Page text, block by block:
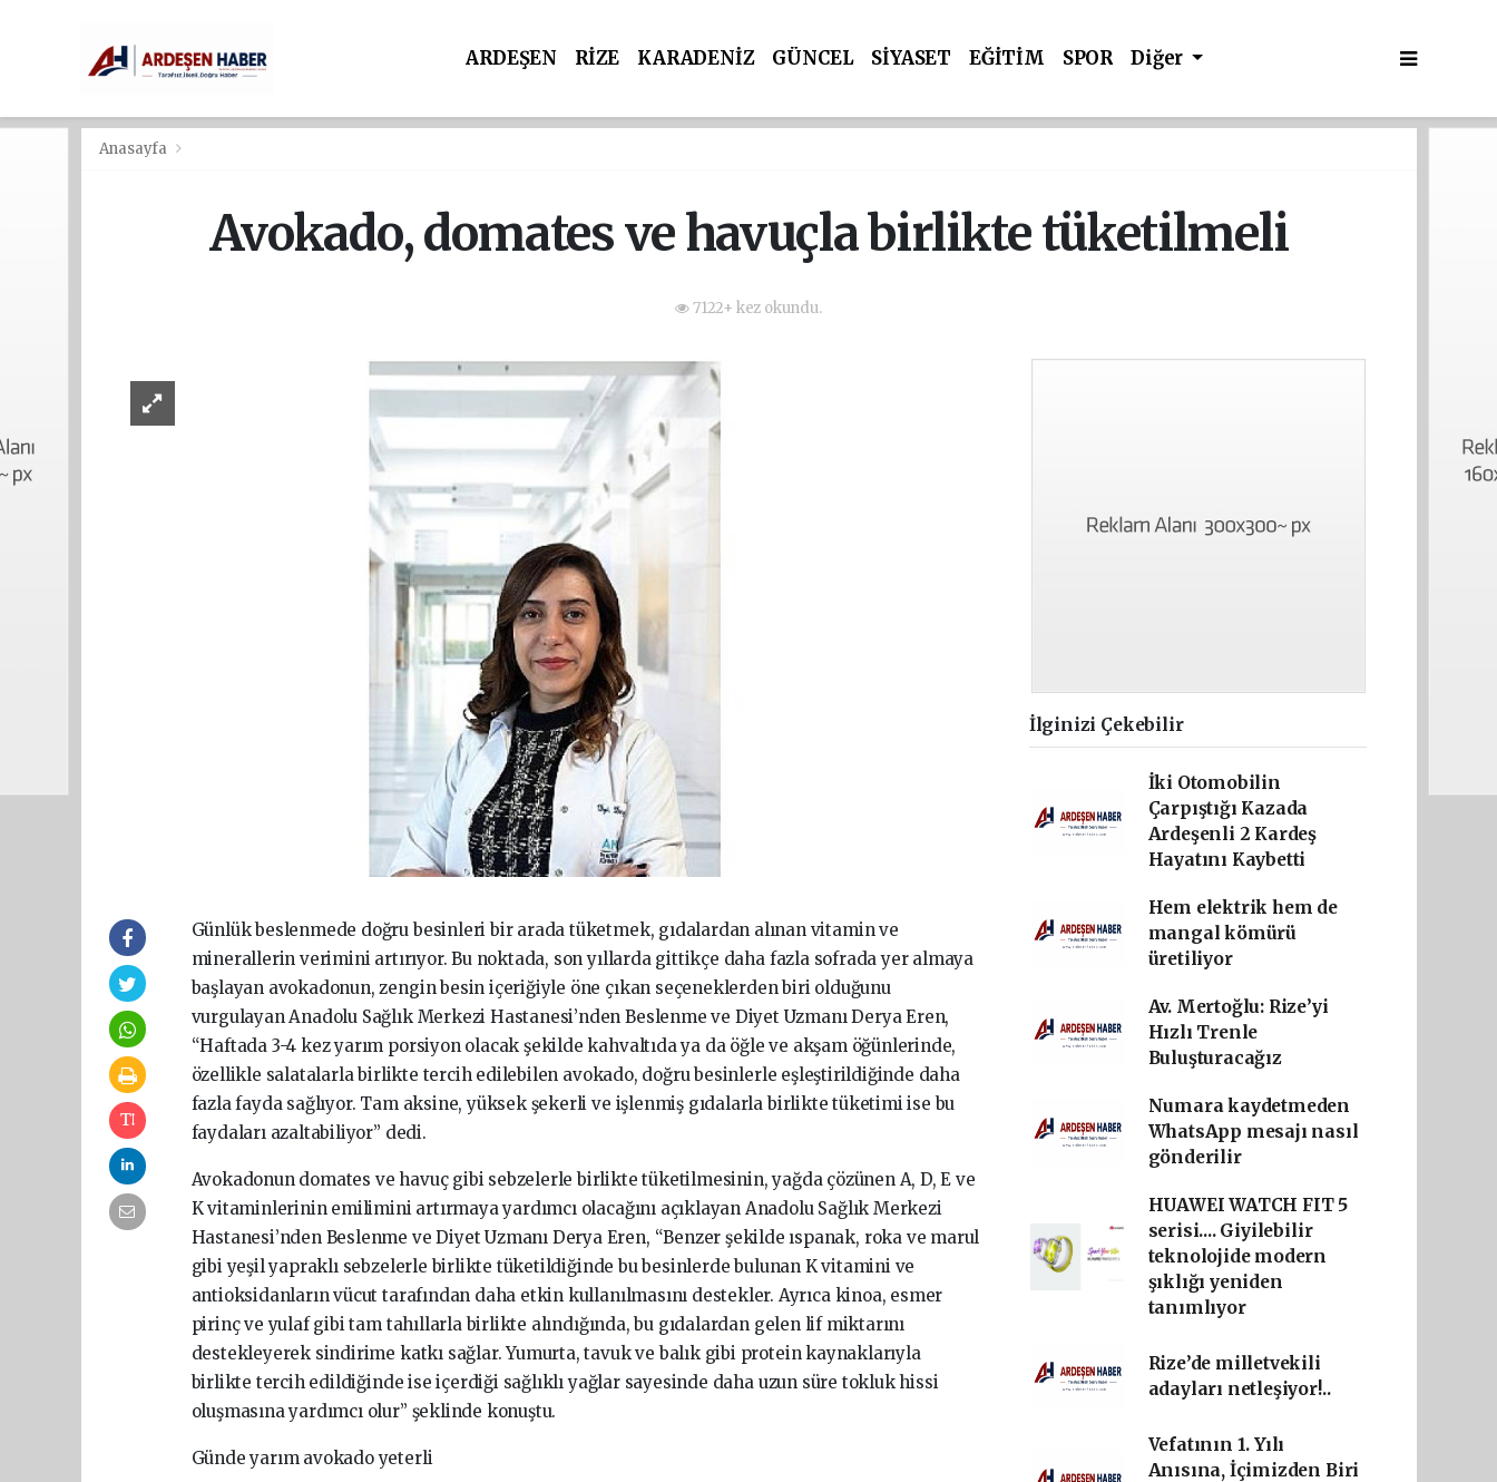
ARDEŞEN RİZE KARADENİZ GÜNCEL SİYASET EĞİTİM SPOR Diğer
Anasayfa
Avokado, domates ve havuçla birlikte tüketilmeli
7122+ kez okundu.
Günlük beslenmede doğru besinleri bir arada tüketmek, gıdalardan alınan vitamin ve
minerallerin verimini artırıyor. Bu noktada, son yıllarda gittikçe daha fazla sofrada yer almaya
başlayan avokadonun, zengin besin içeriğiyle öne çıkan seçeneklerden biri olduğunu
vurgulayan Anadolu Sağlık Merkezi Hastanesi’nden Beslenme ve Diyet Uzmanı Derya Eren,
“Haftada 3-4 kez yarım porsiyon olacak şekilde kahvaltıda ya da öğle ve akşam öğünlerinde,
özellikle salatalarla birlikte tercih edilebilen avokado, doğru besinlerle eşleştirildiğinde daha
fazla fayda sağlıyor. Tam aksine, yüksek şekerli ve işlenmiş gıdalarla birlikte tüketimi ise bu
faydaları azaltabiliyor” dedi.
Avokadonun domates ve havuç gibi sebzelerle birlikte tüketilmesinin, yağda çözünen A, D, E ve
K vitaminlerinin emilimini artırmaya yardımcı olacağını açıklayan Anadolu Sağlık Merkezi
Hastanesi’nden Beslenme ve Diyet Uzmanı Derya Eren, “Benzer şekilde ıspanak, roka ve marul
gibi yeşil yapraklı sebzelerle birlikte tüketildiğinde bu besinlerde bulunan K vitamini ve
antioksidanların vücut tarafından daha etkin kullanılmasını destekler. Ayrıca kinoa, esmer
pirinç ve yulaf gibi tam tahıllarla birlikte alındığında, bu gıdalardan gelen lif miktarını
destekleyerek sindirime katkı sağlar. Yumurta, tavuk ve balık gibi protein kaynaklarıyla
birlikte tercih edildiğinde ise içerdiği sağlıklı yağlar sayesinde daha uzun süre tokluk hissi
oluşmasına yardımcı olur” şeklinde konuştu.
Günde yarım avokado yeterli
İlginizi Çekebilir
İki Otomobilin
Çarpıştığı Kazada
Ardeşenli 2 Kardeş
Hayatını Kaybetti
Hem elektrik hem de
mangal kömürü
üretiliyor
Av. Mertoğlu: Rize’yi
Hızlı Trenle
Buluşturacağız
Numara kaydetmeden
WhatsApp mesajı nasıl
gönderilir
HUAWEI WATCH FIT 5
serisi.... Giyilebilir
teknolojide modern
şıklığı yeniden
tanımlıyor
Rize’de milletvekili
adayları netleşiyor!..
Vefatının 1. Yılı
Anısına, İçimizden Biri